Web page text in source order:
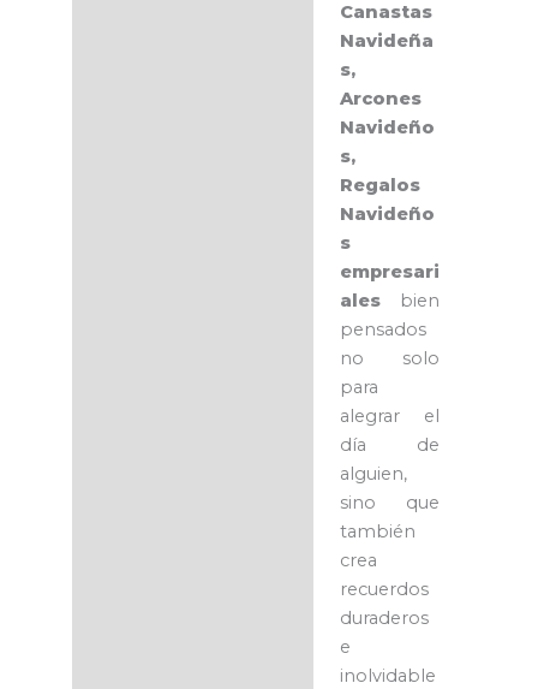
Canastas
Navideña
s,
Arcones
Navideño
s,
Regalos
Navideño
s
empresari
alesbien
pensados
no solo
para
alegrar el
día de
alguien,
sino que
también
crea
recuerdos
duraderos
e
inolvidable